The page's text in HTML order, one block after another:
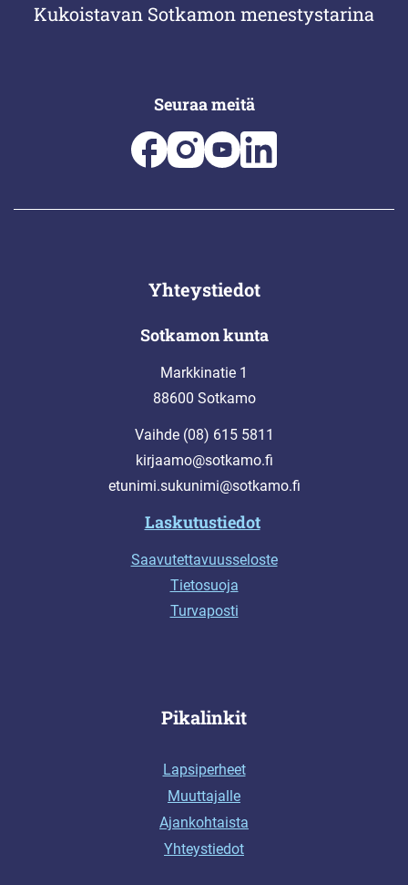
Kukoistavan Sotkamon menestystarina
Seuraa meitä
Yhteystiedot
Sotkamon kunta
Markkinatie 1
88600 Sotkamo
Vaihde (08) 615 5811
kirjaamo@sotkamo.fi
etunimi.sukunimi@sotkamo.fi
Laskutustiedot
Saavutettavuusseloste
Tietosuoja
Turvaposti
Pikalinkit
Lapsiperheet
Muuttajalle
Ajankohtaista
Yhteystiedot